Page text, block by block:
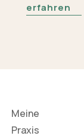
erfahren
Meine
Praxis